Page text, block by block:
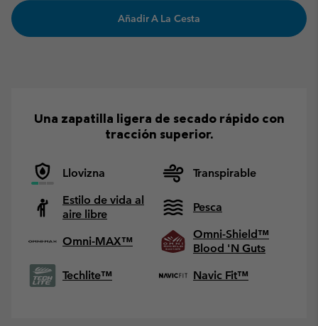
Añadir A La Cesta
Una zapatilla ligera de secado rápido con
tracción superior.
Llovizna
Transpirable
Estilo de vida al
aire libre
Pesca
Omni-MAX™
Omni-Shield™
Blood 'N Guts
Techlite™
Navic Fit™